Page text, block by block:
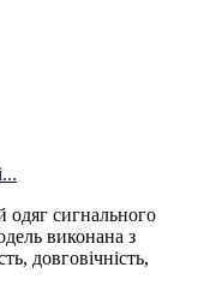
одяг сигнального
виконана з
довговічність,